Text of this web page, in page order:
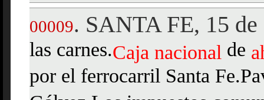
00009. SANTA FE, 15
las carnes.Caja nacional de
por el ferrocarril Santa